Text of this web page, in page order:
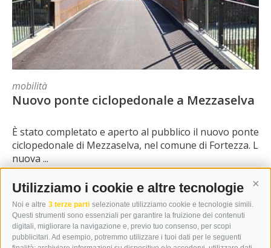
Utilizziamo i cookie e altre tecnologie
Noi e altre 3 terze parti selezionate utilizziamo cookie e tecnologie simili.
Questi strumenti sono essenziali per garantire la fruizione dei contenuti
digitali, migliorare la navigazione e, previo tuo consenso, per scopi
pubblicitari. Ad esempio, potremmo utilizzare i tuoi dati per le seguenti
mobilità
Nuovo ponte ciclopedonale a Mezzaselva
È stato completato e aperto al pubblico il nuovo ponte
ciclopedonale di Mezzaselva, nel comune di Fortezza. La
nuova ...
LEGGI TUTTO|21/07/2026